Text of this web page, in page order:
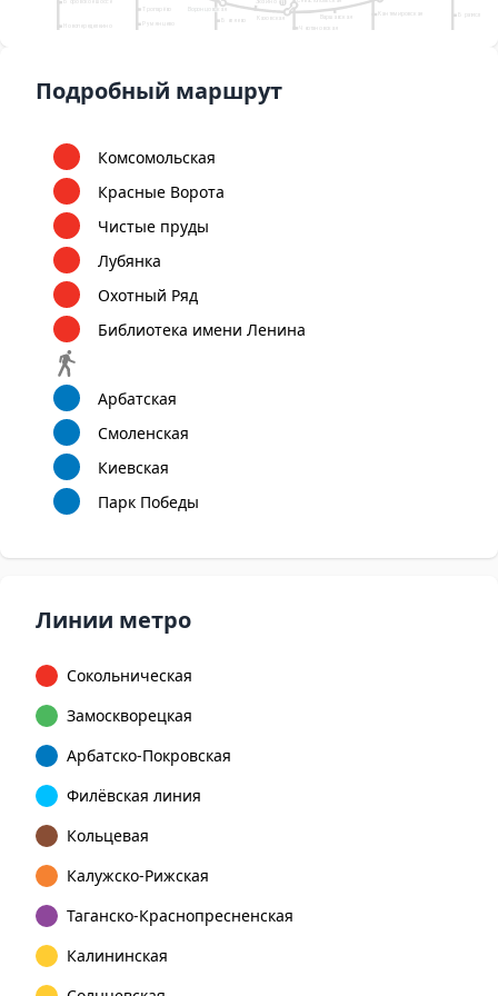
11
Беляево
Чертановская
Братиславская
Кантемировская
Румянцево
Тропарёво
Варшавская
Битцевский парк Лесопарковая
Улица
Старокачаловская
Каховская
Аэропорт Внуково
Новопеределкино
Ольховая
Коммунарка
Воронцовская
Подробный маршрут
Комсомольская
Красные Ворота
Чистые пруды
Лубянка
Охотный Ряд
Библиотека имени Ленина
Арбатская
Смоленская
Киевская
Парк Победы
Линии метро
Сокольническая
Замоскворецкая
Арбатско-Покровская
Филёвская линия
Кольцевая
Калужско-Рижская
Таганско-Краснопресненская
Калининская